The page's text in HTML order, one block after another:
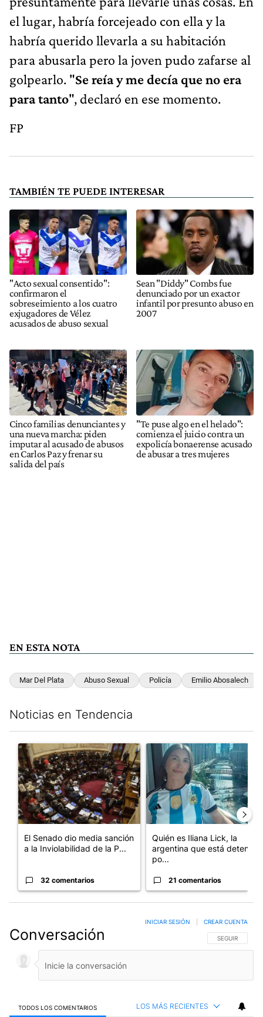
el lugar, habría forcejeado con ella y la
habría querido llevarla a su habitación
para abusarla pero la joven pudo zafarse al
golpearlo. "Se reía y me decía que no era
para tanto", declaró en ese momento.
FP
TAMBIÉN TE PUEDE INTERESAR
"Acto sexual consentido":
confirmaron el
sobreseimiento a los cuatro
exjugadores de Vélez
acusados de abuso sexual
Sean "Diddy" Combs fue
denunciado por un exactor
infantil por presunto abuso en
2007
Cinco familias denunciantes y
una nueva marcha: piden
imputar al acusado de abusos
en Carlos Paz y frenar su
salida del país
"Te puse algo en el helado":
comienza el juicio contra un
expolicía bonaerense acusado
de abusar a tres mujeres
EN ESTA NOTA
Mar Del Plata Abuso Sexual Policía Emilio Abosalech
Noticias en Tendencia
Un artículo de tendencia con el título "El Senado dio media
El Senado dio media sanción
a la Inviolabilidad de la P...
32 comentarios
Un artículo de tendencia con
Quién es Iliana Lick, la
argentina que está detenida
po...
21 comentarios
Conversación SIGA ESTA
SEGUIR
INICIAR SESIÓN CREAR CUENTA
TODOS LOS COMENTARIOS LOS MÁS RECIENTES